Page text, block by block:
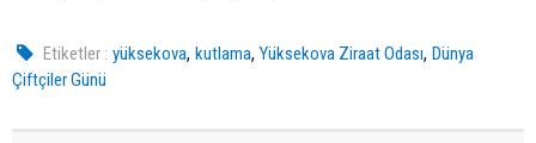
Etiketler : yüksekova,kutlama,Yüksekova Ziraat Odası,Dünya
Çiftçiler Günü